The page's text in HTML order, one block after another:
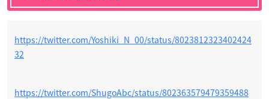
https://twitter.com/Yoshiki_N_00/status/8023812323402424
32
https://twitter.com/ShugoAbc/status/802363579479359488